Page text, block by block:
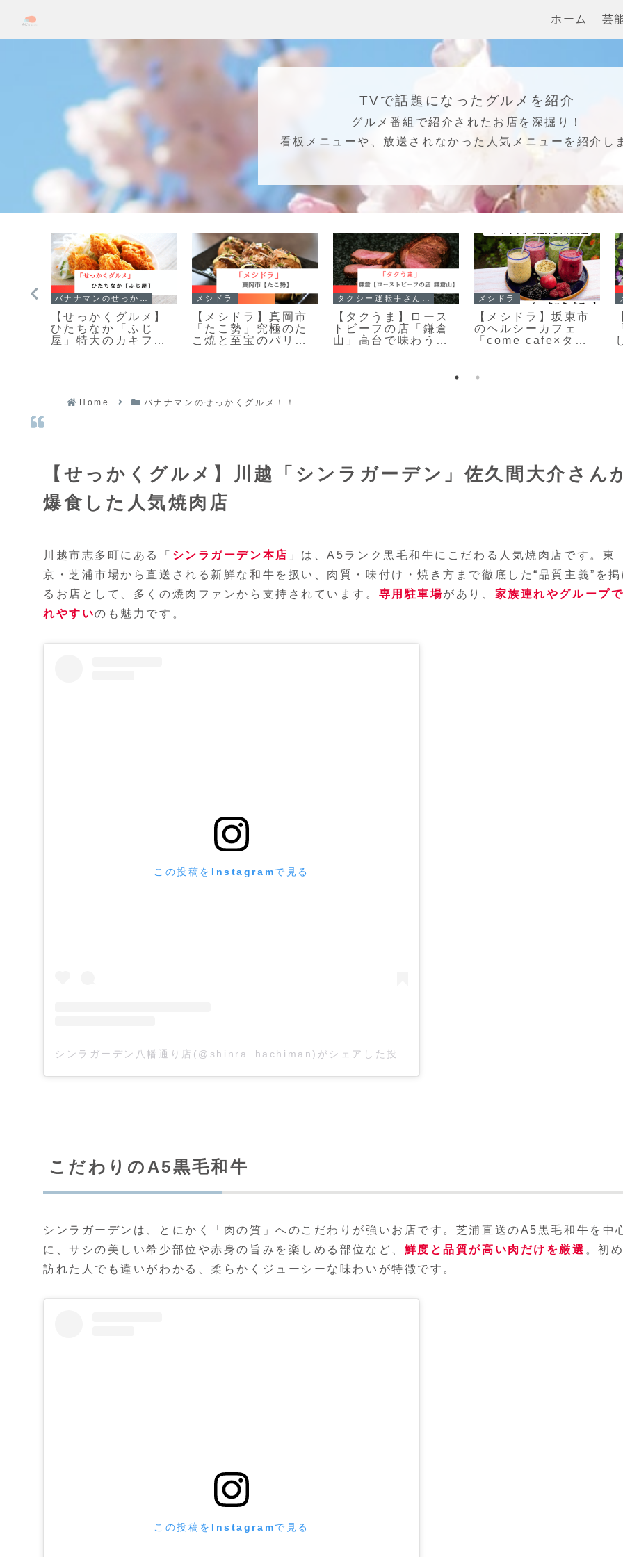
ホーム 芸
TVで話題になったグルメを紹介
グルメ番組で紹介されたお店を深掘り！
看板メニューや、放送されなかった人気メニューを紹介し
【せっかくグルメ】
ひたちなか「ふじ
屋」特大のカキフラ
メシドラ
【メシドラ】真岡市
「たこ勢」究極のた
こ焼と至宝のパリパ
【タクうま】ロース
トビーフの店「鎌倉
山」高台で味わう極
メシドラ
【メシドラ】坂東市
のヘルシーカフェ
「come cafe×タニ
Home バナナマンのせっかくグルメ！！
【せっかくグルメ】川越「シンラガーデン」佐久間大介さん
爆食した人気焼肉店
川越市志多町にある「 シンラガーデン本店 」は、A5ランク黒毛和牛にこだわる人気焼肉店です。東
京・芝浦市場から直送される新鮮な和牛を扱い、肉質・味付け・焼き方まで徹底した“品質主義”を
るお店として、多くの焼肉ファンから支持されています。 専用駐車場があり、 家族連れやグループ
れやすいのも魅力です。
この投稿をInstagramで見る
こだわりのA5黒毛和牛
シンラガーデンは、とにかく「肉の質」へのこだわりが強いお店です。芝浦直送のA5黒毛和牛を中
に、サシの美しい希少部位や赤身の旨みを楽しめる部位など、 鮮度と品質が高い肉だけを厳選 。初
訪れた人でも違いがわかる、柔らかくジューシーな味わいが特徴です。
この投稿をInstagramで見る